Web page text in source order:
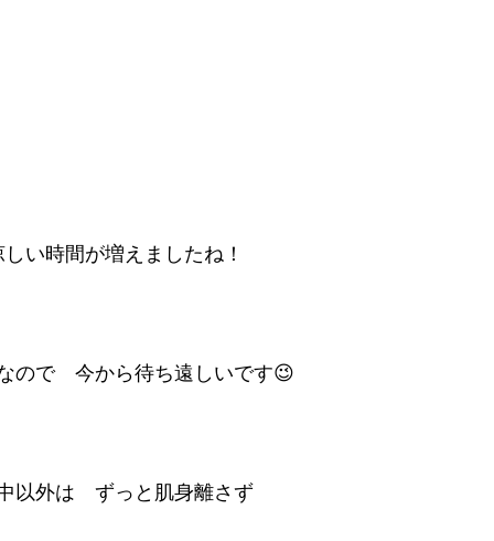
い時間が増えましたね！
ので　今から待ち遠しいです😉
以外は　ずっと肌身離さず